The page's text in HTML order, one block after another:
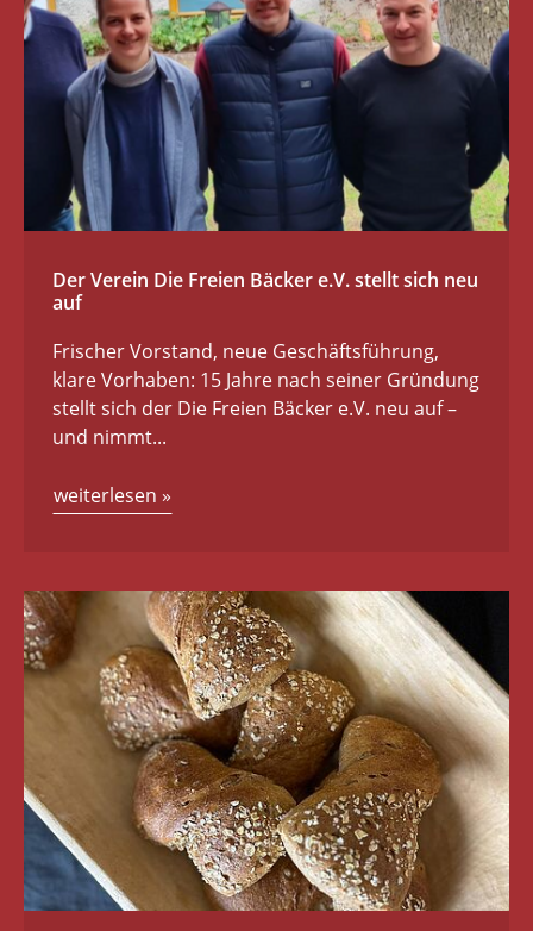
Der Verein Die Freien Bäcker e.V. stellt sich neu
auf
Frischer Vorstand, neue Geschäftsführung,
klare Vorhaben: 15 Jahre nach seiner Gründung
stellt sich der Die Freien Bäcker e.V. neu auf –
und nimmt...
weiterlesen »